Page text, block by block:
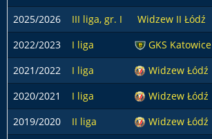
2025/2026
III liga, gr. I Widzew II Łódź
2022/2023
I liga GKS Katowice
2021/2022
I liga Widzew Łódź
2020/2021
I liga Widzew Łódź
2019/2020
II liga Widzew Łódź